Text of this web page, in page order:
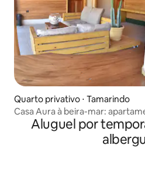
Quarto privativo ⋅ Tamarindo
Casa Aura à beira-mar:
Aluguel por